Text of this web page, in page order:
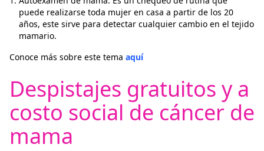
puede realizarse toda mujer en casa a partir de los 20
años, este sirve para detectar cualquier cambio en el tejido
mamario.
Conoce más sobre este tema aquí
Despistajes gratuitos y a
costo social de cáncer de
mama